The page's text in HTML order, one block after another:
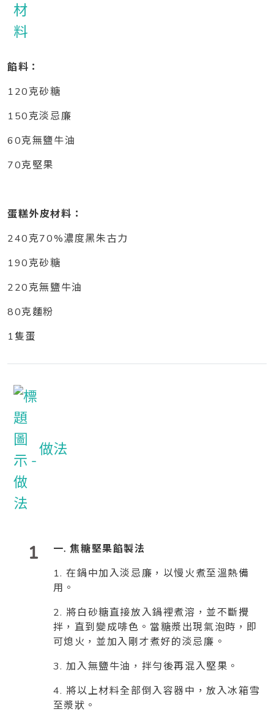
餡料：
120克砂糖
150克淡忌廉
60克無鹽牛油
70克堅果
蛋糕外皮材料：
240克70%濃度黑朱古力
190克砂糖
220克無鹽牛油
80克麵粉
1隻蛋
做法
1
一. 焦糖堅果餡製法
1. 在鍋中加入淡忌廉，以慢火煮至溫熱備
用。
2. 將白砂糖直接放入鍋裡煮溶，並不斷攪
拌，直到變成啡色。當糖漿出現氣泡時，即
可熄火，並加入剛才煮好的淡忌廉。
3. 加入無鹽牛油，拌勻後再混入堅果。
4. 將以上材料全部倒入容器中，放入冰箱雪
至漿狀。